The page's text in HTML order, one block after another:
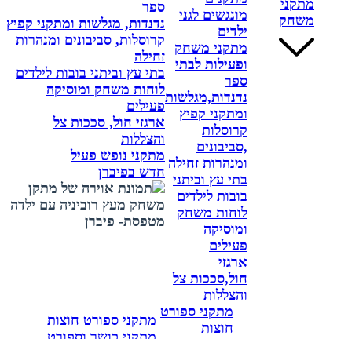
מתקני
משחק
מונגשים לגני
ילדים
מתקני משחק
ופעילות לבתי
ספר
נדנדות,מגלשות
ומתקני קפיץ
קרוסלות
,סביבונים
ומנהרות זחילה
בתי עץ וביתני
בובות לילדים
לוחות משחק
ומוסיקה
פעילים
ארגזי
חול,סככות צל
והצללות
ספר
נדנדות, מגלשות ומתקני קפיץ
קרוסלות, סביבונים ומנהרות
זחילה
בתי עץ וביתני בובות לילדים
לוחות משחק ומוסיקה
פעילים
ארגזי חול, סככות צל
והצללות
מתקני נופש פעיל
חדש בפיברן
מתקני ספורט
חוצות
מתקני ספורט חוצות